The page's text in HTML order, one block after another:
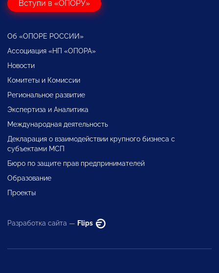
Вступи в «ОПОРУ»
Об «ОПОРЕ РОССИИ»
Ассоциация «НП «ОПОРА»
Новости
Комитеты и Комиссии
Региональное развитие
Экспертиза и Аналитика
Международная деятельность
Декларация о взаимодействии крупного бизнеса с
субъектами МСП
Бюро по защите прав предпринимателей
Образование
Проекты
Разработка сайта — Flips